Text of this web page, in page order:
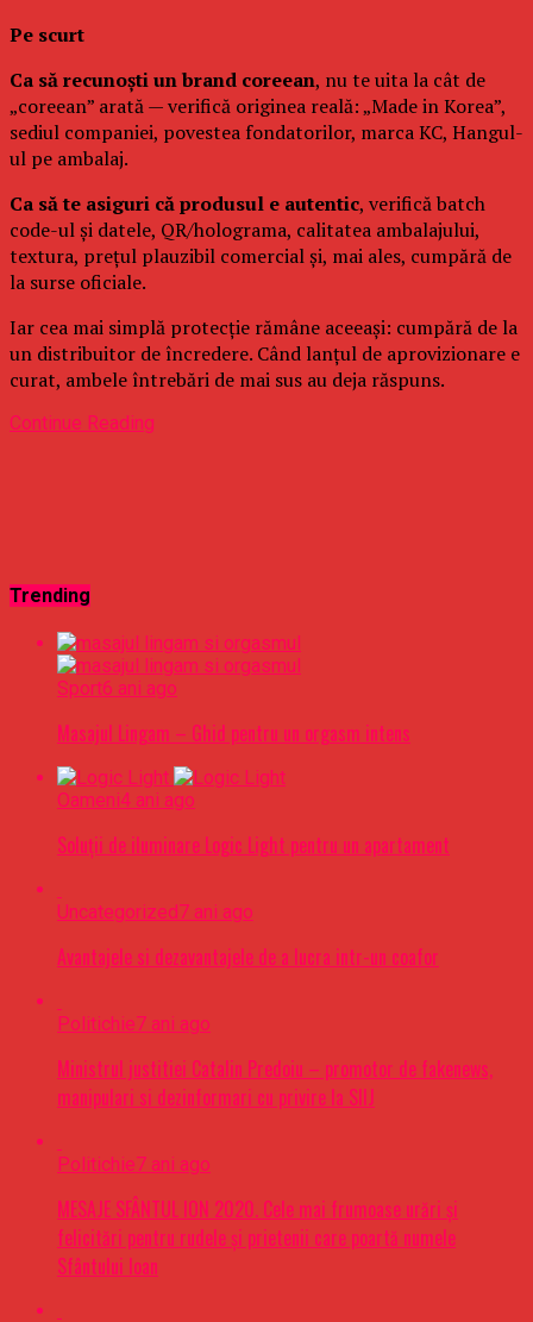
Pe scurt
Ca să recunoști un brand coreean, nu te uita la cât de
„coreean” arată — verifică originea reală: „Made in Korea”,
sediul companiei, povestea fondatorilor, marca KC, Hangul-
ul pe ambalaj.
Ca să te asiguri că produsul e autentic, verifică batch
code-ul și datele, QR/holograma, calitatea ambalajului,
textura, prețul plauzibil comercial și, mai ales, cumpără de
la surse oficiale.
Iar cea mai simplă protecție rămâne aceeași: cumpără de la
un distribuitor de încredere. Când lanțul de aprovizionare e
curat, ambele întrebări de mai sus au deja răspuns.
Continue Reading
Trending
Sport6 ani ago
Masajul Lingam – Ghid pentru un orgasm intens
Oameni4 ani ago
Soluții de iluminare Logic Light pentru un apartament
Uncategorized7 ani ago
Avantajele si dezavantajele de a lucra intr-un coafor
Politichie7 ani ago
Ministrul justitiei Catalin Predoiu – promotor de fakenews,
manipulari si dezinformari cu privire la SIIJ
Politichie7 ani ago
MESAJE SFÂNTUL ION 2020. Cele mai frumoase urări şi
felicitări pentru rudele şi prietenii care poartă numele
Sfântului Ioan